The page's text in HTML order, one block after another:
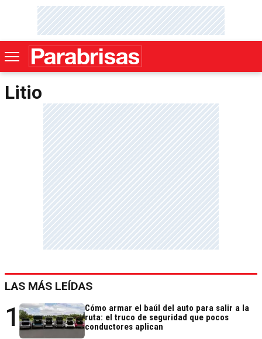
Litio
LAS MÁS LEÍDAS
1
Cómo armar el baúl del auto para salir a la
ruta: el truco de seguridad que pocos
conductores aplican